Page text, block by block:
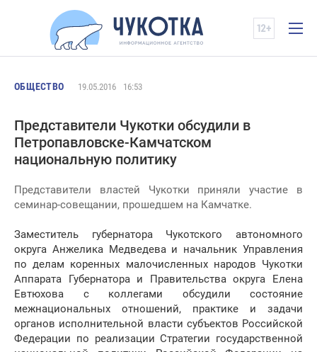
ОБЩЕСТВО 19.05.2016 16:53
Представители Чукотки обсудили в
Петропавловске-Камчатском
национальную политику
Представители властей Чукотки приняли участие в
семинар-совещании, прошедшем на Камчатке.
Заместитель губернатора Чукотского автономного
округа Анжелика Медведева и начальник Управления
по делам коренных малочисленных народов Чукотки
Аппарата Губернатора и Правительства округа Елена
Евтюхова с коллегами обсудили состояние
межнациональных отношений, практике и задачи
органов исполнительной власти субъектов Российской
Федерации по реализации Стратегии государственной